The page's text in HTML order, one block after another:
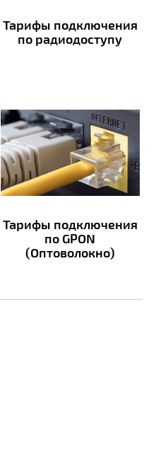
Тарифы подключения
по радиодоступу
Тарифы подключения
по GPON
(Оптоволокно)